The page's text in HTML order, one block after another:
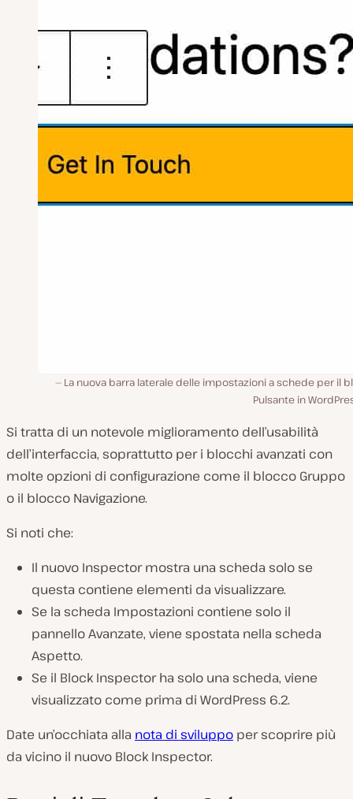
La nuova barra laterale delle impostazioni a schede per il
Pulsante in
Si tratta di un notevole miglioramento dell’usabilità
dell’interfaccia, soprattutto per i blocchi avanzati con
molte opzioni di configurazione come il blocco Gruppo
o il blocco Navigazione.
Si noti che:
Il nuovo Inspector mostra una scheda solo se
questa contiene elementi da visualizzare.
Se la scheda Impostazioni contiene solo il
pannello Avanzate, viene spostata nella scheda
Aspetto.
Se il Block Inspector ha solo una scheda, viene
visualizzato come prima di WordPress 6.2.
Date un’occhiata alla nota di sviluppo per scoprire più
da vicino il nuovo Block Inspector.